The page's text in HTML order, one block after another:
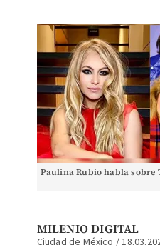
Paulina Rubio habla
MILENIO DIGITAL
Ciudad de México /